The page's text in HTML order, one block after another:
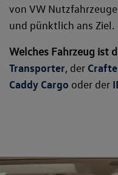
von VW
und pünktlich ans Ziel.
Welches Fahrzeug ist
Transporter, der
Caddy Cargo oder der